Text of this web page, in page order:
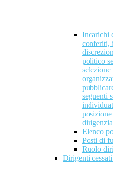
Incarichi
conferiti,
politico
seguenti
Elenco
Posti di
Ruolo
Dirigenti cessati